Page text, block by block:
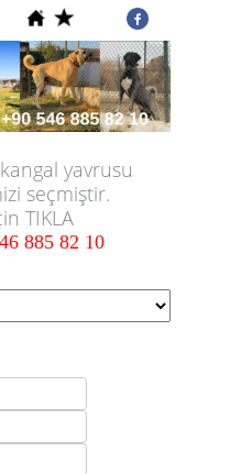
yavrusu
seçmiştir.
TIKLA
885 82 10